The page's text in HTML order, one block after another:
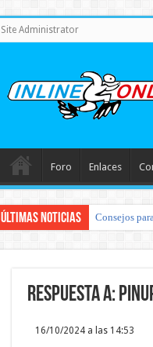
Site Administrator
Foro Enlaces
Últimas noticias Consejos
Respuesta a:
16/10/2024 a las 14:53